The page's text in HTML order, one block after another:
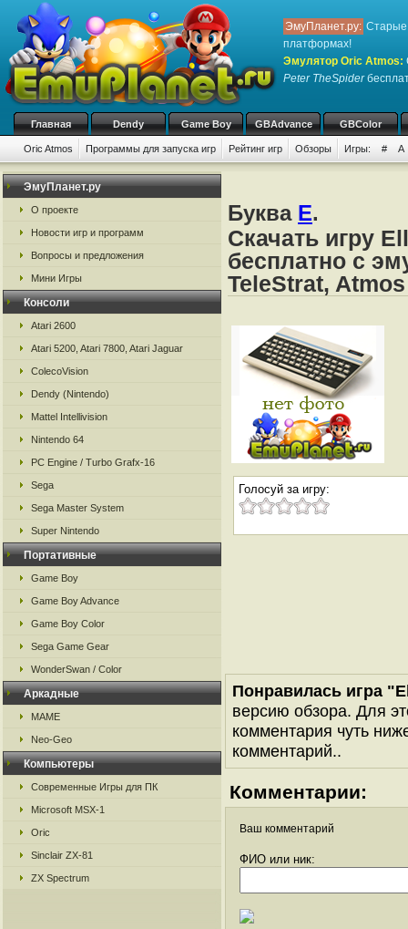
ЭмуПланет.ру: Старые
платформах!
Эмулятор Oric Atmos:
Peter TheSpider
Главная Dendy Game Boy GBAdvance GBColor
Oric Atmos Программы для запуска игр Рейтинг игр Обзоры Игры: # A
ЭмуПланет.ру
О проекте
Новости игр и программ
Вопросы и предложения
Мини Игры
Консоли
Atari 2600
Atari 5200, Atari 7800, Atari Jaguar
ColecoVision
Dendy (Nintendo)
Mattel Intellivision
Nintendo 64
PC Engine / Turbo Grafx-16
Sega
Sega Master System
Super Nintendo
Портативные
Game Boy
Game Boy Advance
Game Boy Color
Sega Game Gear
WonderSwan / Color
Аркадные
MAME
Neo-Geo
Компьютеры
Современные Игры для ПК
Microsoft MSX-1
Oric
Sinclair ZX-81
ZX Spectrum
Буква E.
Скачать игру
бесплатно с
TeleStrat, Atmos
Голосуй за игру:
Понравилась игра
версию обзора. Для
комментария чуть
комментарий..
Комментарии:
Ваш комментарий
ФИО или ник: